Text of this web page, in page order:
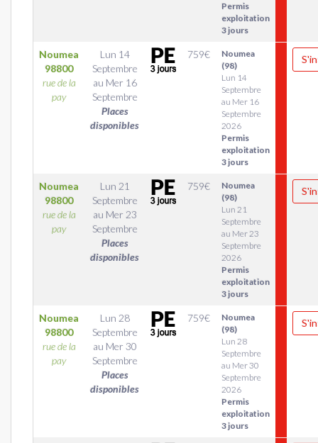
Permis
exploitation
3 jours
Noumea
98800
rue de la
pay
Lun 14
Septembre
au Mer 16
Septembre
Places
disponibles
759€
Noumea
(98)
Lun 14
Septembre
au Mer 16
Septembre
2026
Permis
exploitation
3 jours
Noumea
98800
rue de la
pay
Lun 21
Septembre
au Mer 23
Septembre
Places
disponibles
759€
Noumea
(98)
Lun 21
Septembre
au Mer 23
Septembre
2026
Permis
exploitation
3 jours
Noumea
98800
rue de la
pay
Lun 28
Septembre
au Mer 30
Septembre
Places
disponibles
759€
Noumea
(98)
Lun 28
Septembre
au Mer 30
Septembre
2026
Permis
exploitation
3 jours